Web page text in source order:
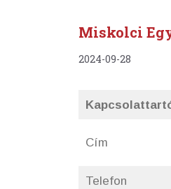
Miskolci
2024-09-28
Cím
Telefon